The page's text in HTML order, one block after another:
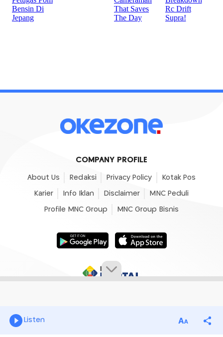
COMPANY PROFILE
About Us Redaksi Privacy Policy Kotak Pos
Karier Info Iklan Disclaimer MNC Peduli
Profile MNC Group MNC Group Bisnis
Listen